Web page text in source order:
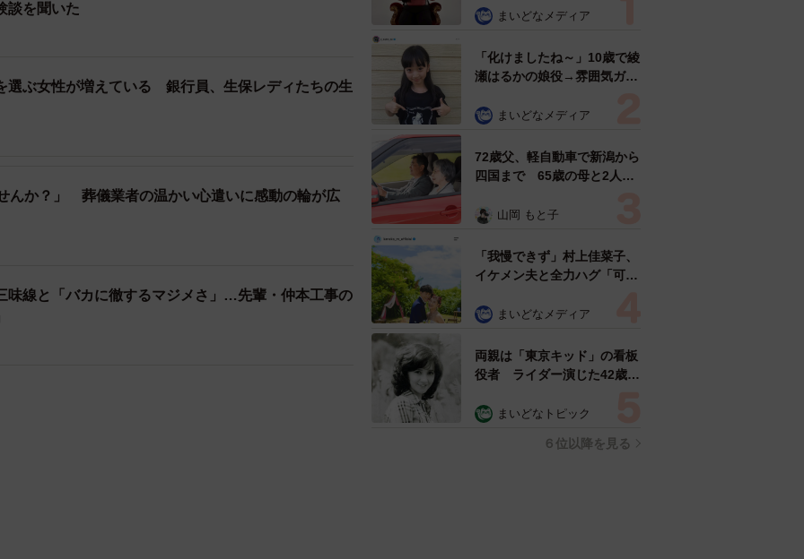
談を聞いた
選ぶ女性が増えている 銀行員、生保レディたちの生
んか？」 葬儀業者の温かい心遣いに感動の輪が広
味線と「バカに徹するマジメさ」…先輩・仲本工事の
で」 まいどなメディア
「化けましたね～」10歳で綾
瀬はるかの娘役→雰囲気ガラ
雰囲気が」「宝塚に入れそ
まいどなメディア
72歳父、軽自動車で新潟から
四国まで 65歳の母と2人で
憩まで分刻み… 「大学生で
山岡 もと子
「我慢できず」村上佳菜子、
イケメン夫と全力ハグ「可愛
まいどなメディア
両親は「東京キッド」の看板
役者 ライダー演じた42歳元
ングフォト」計画を明言
まいどなトピック
６位以降を見る